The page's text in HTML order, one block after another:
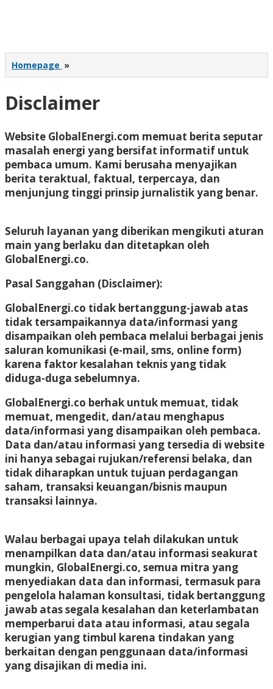
Homepage »
Disclaimer
27
November
2020
oleh
Admin
Sebar
Website GlobalEnergi.com memuat berita seputar
masalah energi yang bersifat informatif untuk
pembaca umum. Kami berusaha menyajikan
berita teraktual, faktual, terpercaya, dan
menjunjung tinggi prinsip jurnalistik yang benar.
Seluruh layanan yang diberikan mengikuti aturan
main yang berlaku dan ditetapkan oleh
GlobalEnergi.co.
Pasal Sanggahan (Disclaimer):
GlobalEnergi.co tidak bertanggung-jawab atas
tidak tersampaikannya data/informasi yang
disampaikan oleh pembaca melalui berbagai jenis
saluran komunikasi (e-mail, sms, online form)
karena faktor kesalahan teknis yang tidak
diduga-duga sebelumnya.
GlobalEnergi.co berhak untuk memuat, tidak
memuat, mengedit, dan/atau menghapus
data/informasi yang disampaikan oleh pembaca.
Data dan/atau informasi yang tersedia di website
ini hanya sebagai rujukan/referensi belaka, dan
tidak diharapkan untuk tujuan perdagangan
saham, transaksi keuangan/bisnis maupun
transaksi lainnya.
Walau berbagai upaya telah dilakukan untuk
menampilkan data dan/atau informasi seakurat
mungkin, GlobalEnergi.co, semua mitra yang
menyediakan data dan informasi, termasuk para
pengelola halaman konsultasi, tidak bertanggung
jawab atas segala kesalahan dan keterlambatan
memperbarui data atau informasi, atau segala
kerugian yang timbul karena tindakan yang
berkaitan dengan penggunaan data/informasi
yang disajikan di media ini.